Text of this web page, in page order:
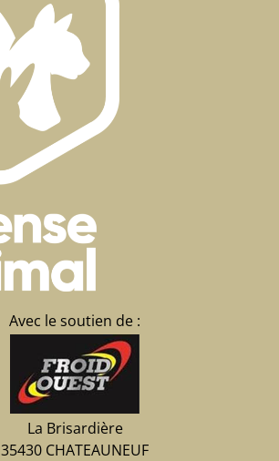
Avec le soutien de :
La Brisardière
35430 CHATEAUNEUF